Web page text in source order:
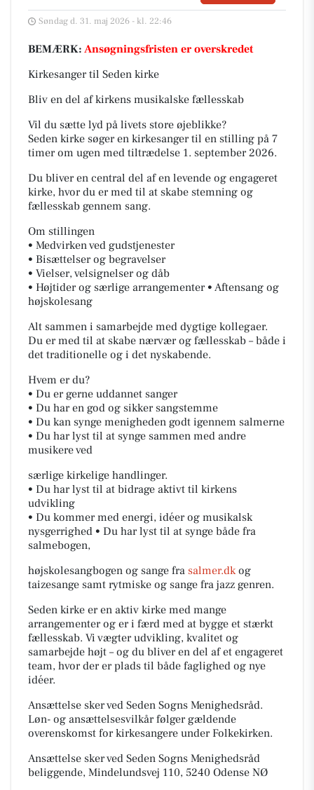
Søndag d. 31. maj 2026 - kl. 22:46
BEMÆRK: Ansøgningsfristen er overskredet
Kirkesanger til Seden kirke
Bliv en del af kirkens musikalske fællesskab
Vil du sætte lyd på livets store øjeblikke?
Seden kirke søger en kirkesanger til en stilling på 7
timer om ugen med tiltrædelse 1. september 2026.
Du bliver en central del af en levende og engageret
kirke, hvor du er med til at skabe stemning og
fællesskab gennem sang.
Om stillingen
• Medvirken ved gudstjenester
• Bisættelser og begravelser
• Vielser, velsignelser og dåb
• Højtider og særlige arrangementer • Aftensang og
højskolesang
Alt sammen i samarbejde med dygtige kollegaer.
Du er med til at skabe nærvær og fællesskab – både i
det traditionelle og i det nyskabende.
Hvem er du?
• Du er gerne uddannet sanger
• Du har en god og sikker sangstemme
• Du kan synge menigheden godt igennem salmerne
• Du har lyst til at synge sammen med andre
musikere ved
særlige kirkelige handlinger.
• Du har lyst til at bidrage aktivt til kirkens
udvikling
• Du kommer med energi, idéer og musikalsk
nysgerrighed • Du har lyst til at synge både fra
salmebogen,
højskolesangbogen og sange fra salmer.dkog
taizesange samt rytmiske og sange fra jazz genren.
Seden kirke er en aktiv kirke med mange
arrangementer og er i færd med at bygge et stærkt
fællesskab. Vi vægter udvikling, kvalitet og
samarbejde højt – og du bliver en del af et engageret
team, hvor der er plads til både faglighed og nye
idéer.
Ansættelse sker ved Seden Sogns Menighedsråd.
Løn- og ansættelsesvilkår følger gældende
overenskomst for kirkesangere under Folkekirken.
Ansættelse sker ved Seden Sogns Menighedsråd
beliggende, Mindelundsvej 110, 5240 Odense NØ